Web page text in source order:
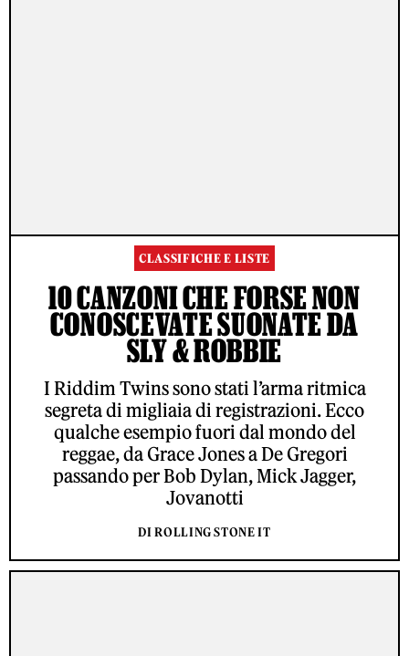
CLASSIFICHE E LISTE
10 CANZONI CHE FORSE NON
CONOSCEVATE SUONATE DA
SLY & ROBBIE
I Riddim Twins sono stati l’arma ritmica
segreta di migliaia di registrazioni. Ecco
qualche esempio fuori dal mondo del
reggae, da Grace Jones a De Gregori
passando per Bob Dylan, Mick Jagger,
Jovanotti
DI ROLLING STONE IT